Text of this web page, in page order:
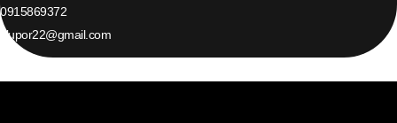
0915869372
slupor22@gmail.com